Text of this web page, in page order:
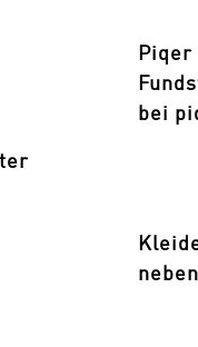
bei